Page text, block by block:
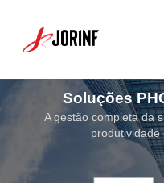
Soluções
A gestão completa da
produtividade